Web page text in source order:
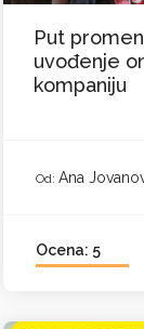
Put
uvođenje
kompaniju
Od: Ana
Ocena: 5